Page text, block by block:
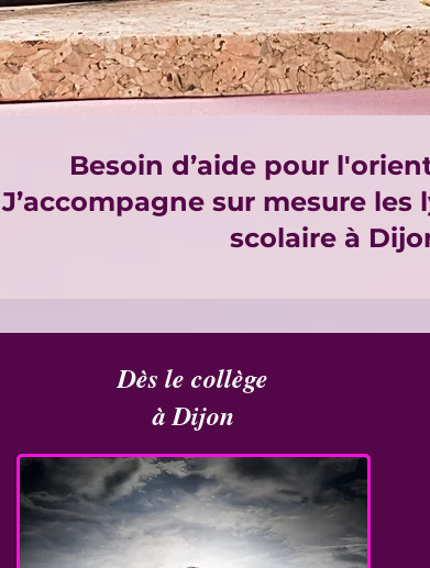
Besoin d’aide pour
J’accompagne sur mesure
scolaire à
Dès le collège
à Dijon